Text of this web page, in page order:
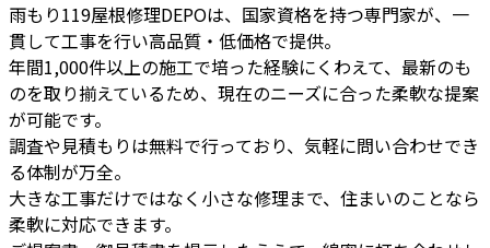
雨もり119屋根修理DEPOは、国家資格を持つ専門家が、一
貫して工事を行い高品質・低価格で提供。
年間1,000件以上の施工で培った経験にくわえて、最新のも
のを取り揃えているため、現在のニーズに合った柔軟な提案
が可能です。
調査や見積もりは無料で行っており、気軽に問い合わせでき
る体制が万全。
大きな工事だけではなく小さな修理まで、住まいのことなら
柔軟に対応できます。